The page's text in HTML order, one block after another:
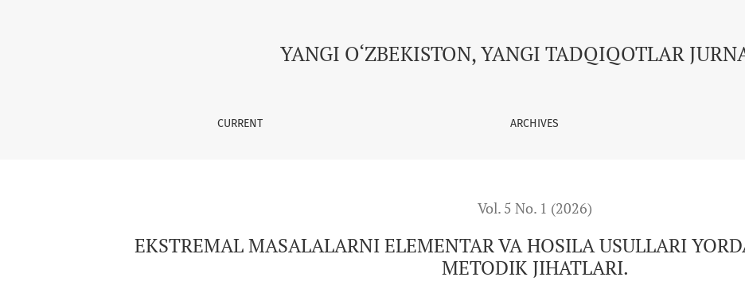
YANGI O‘ZBEKISTON, YANGI TADQIQOTLAR
CURRENT ARCHIVES
Vol. 5 No. 1 (2026)
EKSTREMAL MASALALARNI ELEMENTAR VA HOSILA USULLARI
METODIK JIHATLARI.